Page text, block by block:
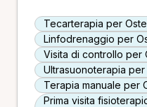
Tecarterapia per
Linfodrenaggio per
Visita di controllo per
Ultrasuonoterapia
Terapia manuale per
Prima visita